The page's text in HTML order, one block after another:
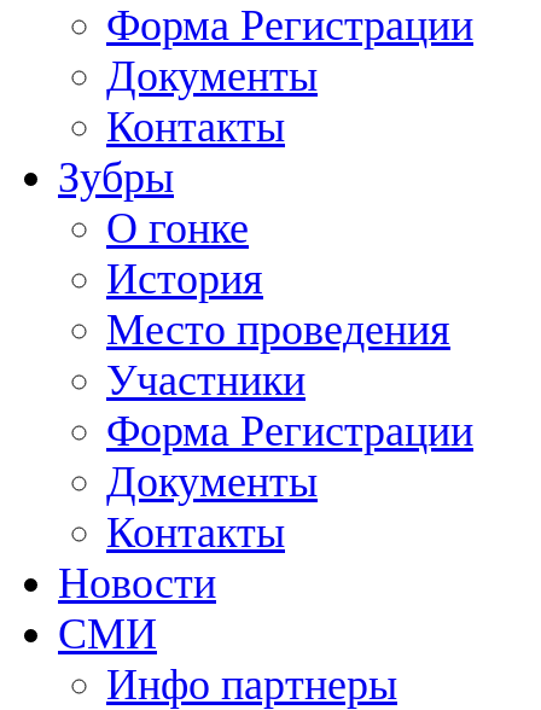
Форма Регистрации
Документы
Контакты
Зубры
О гонке
История
Место проведения
Участники
Форма Регистрации
Документы
Контакты
Новости
СМИ
Инфо партнеры